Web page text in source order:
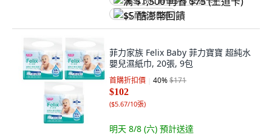
$5 酷澎幣回饋
菲力家族 Felix Baby 菲力寶寶 超純水
嬰兒濕紙巾, 20張, 9包
首購折扣價 40%$171
$102
($5.67/10張)
明天 8/8 (六) 預計送達